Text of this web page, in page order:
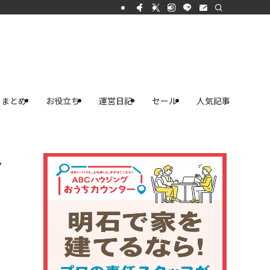
まとめ お役立ち 運営日記 セール 人気記事